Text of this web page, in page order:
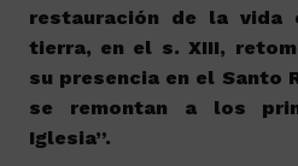
restauración de la vida
tierra, en el s. XIII,
su presencia en el Santo
se remontan a los
Iglesia”.